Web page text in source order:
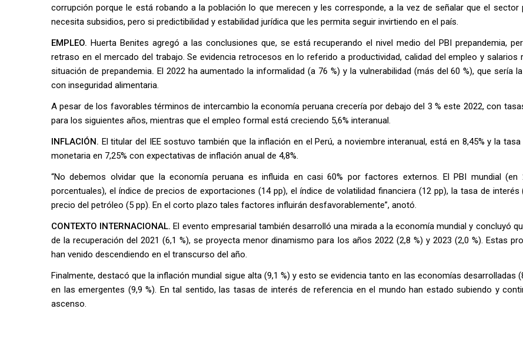
corrupción porque le está robando a la población lo que merecen y les corresponde, a la vez de señalar que el sector
necesita subsidios, pero si predictibilidad y estabilidad jurídica que les permita seguir invirtiendo en el país.
EMPLEO. Huerta Benites agregó a las conclusiones que, se está recuperando el nivel medio del PBI prepandemia,
retraso en el mercado del trabajo. Se evidencia retrocesos en lo referido a productividad, calidad del empleo y salarios
situación de prepandemia. El 2022 ha aumentado la informalidad (a 76 %) y la vulnerabilidad (más del 60 %), que sería
con inseguridad alimentaria.
A pesar de los favorables términos de intercambio la economía peruana crecería por debajo del 3 % este 2022, con
para los siguientes años, mientras que el empleo formal está creciendo 5,6% interanual.
INFLACIÓN. El titular del IEE sostuvo también que la inflación en el Perú, a noviembre interanual, está en 8,45% y la
monetaria en 7,25% con expectativas de inflación anual de 4,8%.
“No debemos olvidar que la economía peruana es influida en casi 60% por factores externos. El PBI mundial (en
porcentuales), el índice de precios de exportaciones (14 pp), el índice de volatilidad financiera (12 pp), la tasa de interés
precio del petróleo (5 pp). En el corto plazo tales factores influirán desfavorablemente”, anotó.
CONTEXTO INTERNACIONAL.El evento empresarial también desarrolló una mirada a la economía mundial y concluyó
de la recuperación del 2021 (6,1 %), se proyecta menor dinamismo para los años 2022 (2,8 %) y 2023 (2,0 %). Estas
han venido descendiendo en el transcurso del año.
Finalmente, destacó que la inflación mundial sigue alta (9,1 %) y esto se evidencia tanto en las economías desarrolladas
en las emergentes (9,9 %). En tal sentido, las tasas de interés de referencia en el mundo han estado subiendo y
ascenso.